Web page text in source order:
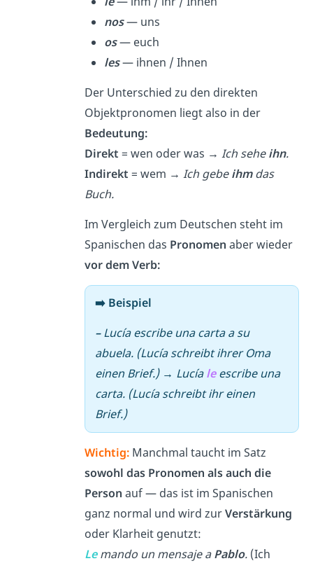
nos— uns
os— euch
les— ihnen / Ihnen
Der Unterschied zu den direkten
Objektpronomen liegt also in der
Bedeutung:
Direkt = wen oder was → Ich seheihn.
Indirekt = wem → Ich gebeihmdas
Buch.
Im Vergleich zum Deutschen steht im
Spanischen das Pronomen aber wieder
vor dem Verb:
➡️ Beispiel
–Lucía escribe una carta a su
abuela. (Lucía schreibt ihrer Oma
einen Brief.) → Lucíaleescribe una
carta. (Lucía schreibt ihr einen
Brief.)
Wichtig:Manchmal taucht im Satz
sowohl das Pronomen als auch die
Person auf — das ist im Spanischen
ganz normal und wird zurVerstärkung
oder Klarheit genutzt:
Lemando un mensaje aPablo.(Ich